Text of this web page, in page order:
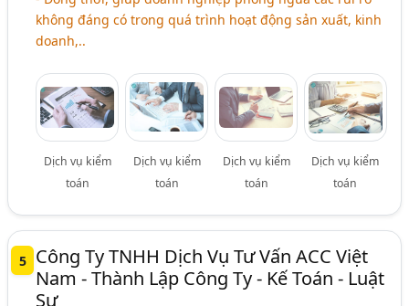
không đáng có trong quá trình hoạt động sản xuất, kinh
doanh,..
Dịch vụ kiểm
toán
Dịch vụ kiểm
toán
Dịch vụ kiểm
toán
Dịch vụ kiểm
toán
5
Công Ty TNHH Dịch Vụ Tư Vấn ACC Việt
Nam - Thành Lập Công Ty - Kế Toán - Luật
Sư